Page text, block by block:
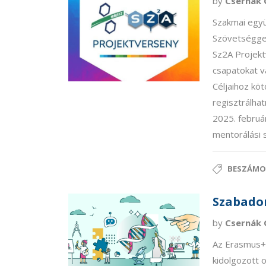
Szakmai
Sz2A
csapatokat
Céljaihoz
2025.
mentorálási
by Csernák
Az
kidolgozott